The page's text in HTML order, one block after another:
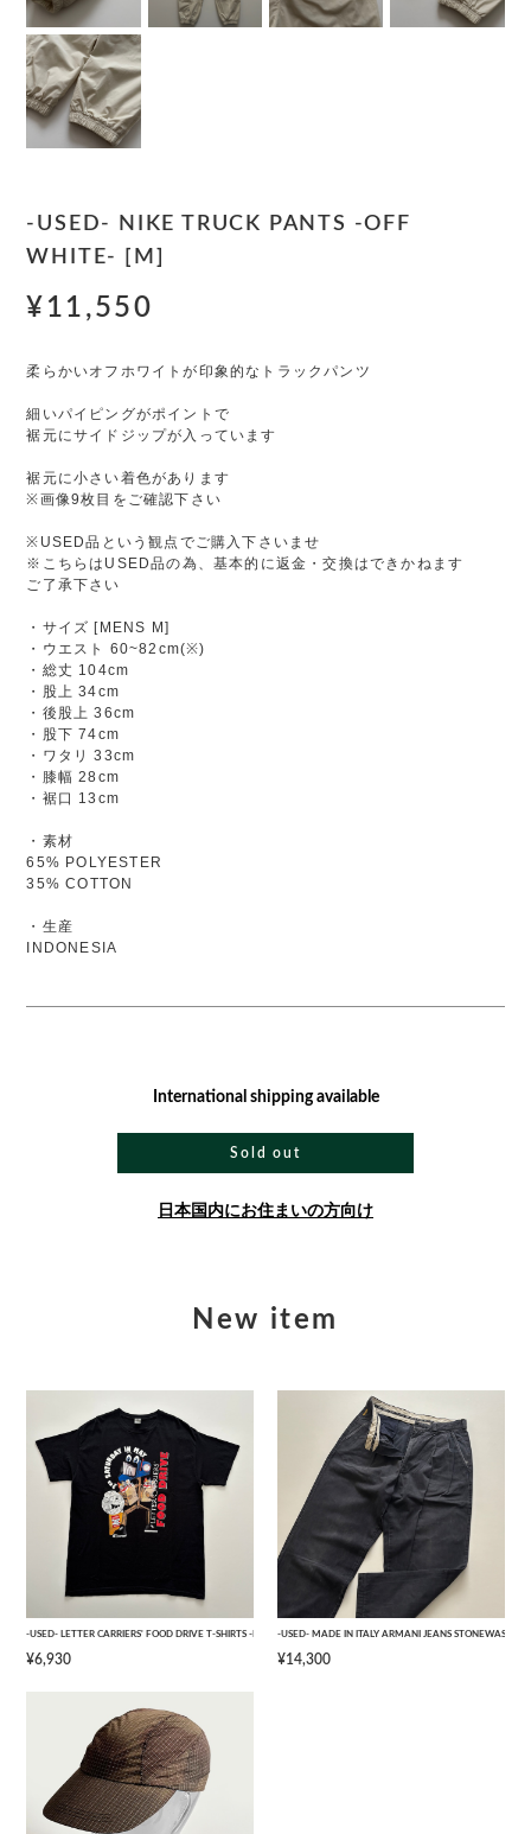
-USED- NIKE TRUCK PANTS -OFF
WHITE- [M]
¥11,550
柔らかいオフホワイトが印象的なトラックパンツ
細いパイピングがポイントで
裾元にサイドジップが入っています
裾元に小さい着色があります
※画像9枚目をご確認下さい
※USED品という観点でご購入下さいませ
※こちらはUSED品の為、基本的に返金・交換はできかねます
ご了承下さい
・サイズ [MENS M]
・ウエスト 60~82cm(※)
・総丈 104cm
・股上 34cm
・後股上 36cm
・股下 74cm
・ワタリ 33cm
・膝幅 28cm
・裾口 13cm
・素材
65% POLYESTER
35% COTTON
・生産
INDONESIA
International shipping available
Sold out
日本国内にお住まいの方向け
New item
-USED- LETTER CARRIERS' FOOD DRIVE T-SHIRTS -BLACK- [L]
¥6,930
-USED- MADE IN ITALY ARMANI JEANS
¥14,300